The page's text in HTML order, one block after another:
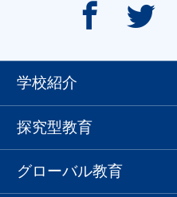
 
学校紹介
探究型教育
グローバル教育